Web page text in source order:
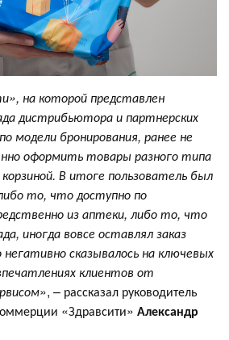
на которой представлен
дистрибьютора и партнерских
модели бронирования, ранее не
оформить товары разного типа
В итоге пользователь был
то, что доступно по
из аптеки, либо то, что
иногда вовсе оставлял заказ
сказывалось на ключевых
клиентов от
», – рассказал руководитель
«Здравсити» Александр